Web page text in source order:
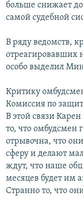
больше снижает
самой судебной
В ряду ведомств,
отреагировавших
особо выделил
Критику
Комиссия по
В этой связи
то, что омбудсмен
отрывочна, что
сферу и делают
ждут, что наше
месяцев будет им
Странно то, что